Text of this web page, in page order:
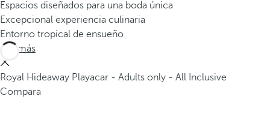
Espacios diseñados para una boda única
Excepcional experiencia culinaria
Entorno tropical de ensueño
Ver más
Royal Hideaway Playacar - Adults only - All Inclusive
Compara